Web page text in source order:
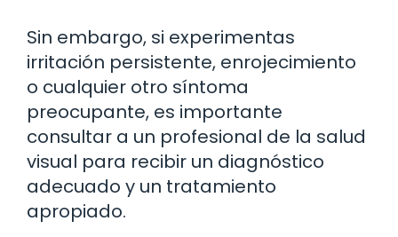
Sin embargo, si experimentas
irritación persistente, enrojecimiento
o cualquier otro síntoma
preocupante, es importante
consultar a un profesional de la salud
visual para recibir un diagnóstico
adecuado y un tratamiento
apropiado.